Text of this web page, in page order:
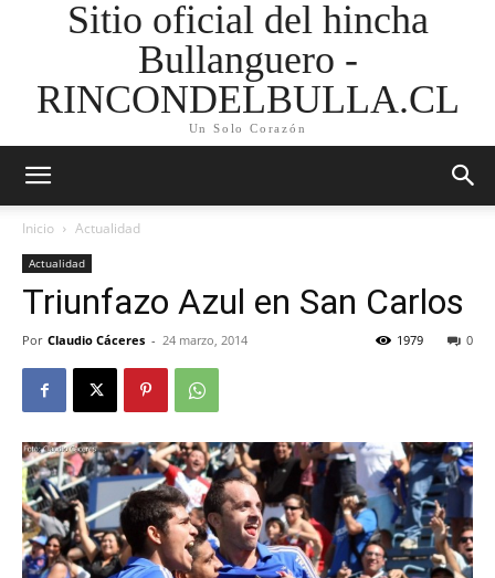
Sitio oficial del hincha
Bullanguero -
RINCONDELBULLA.CL
Un Solo Corazón
Inicio Actualidad
Actualidad
Triunfazo Azul en San Carlos
Por Claudio Cáceres - 24 marzo, 2014 0
1979